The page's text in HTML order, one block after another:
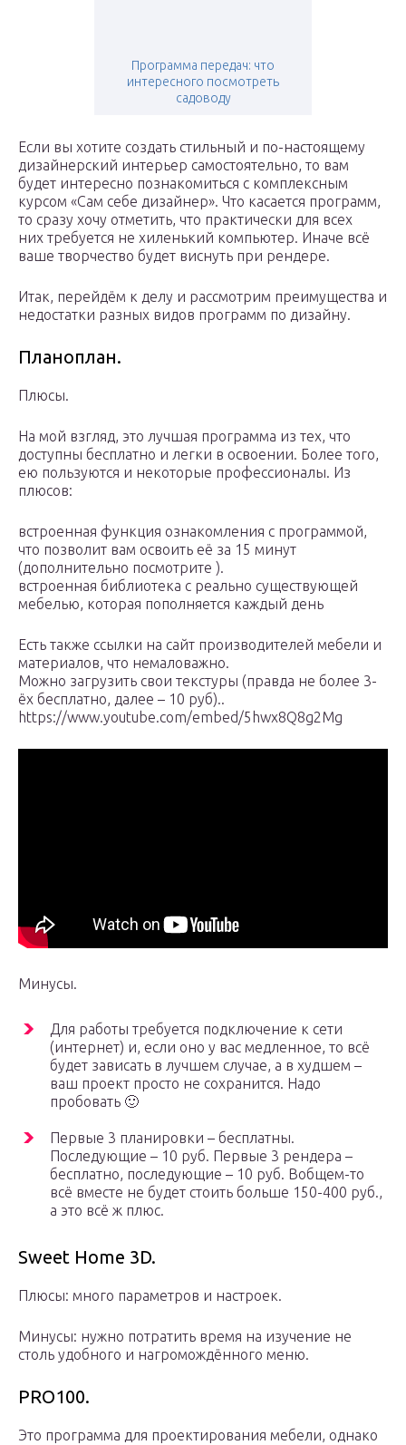
Программа передач: что
интересного посмотреть
садоводу
Если вы хотите создать стильный и по-настоящему
дизайнерский интерьер самостоятельно, то вам
будет интересно познакомиться с комплексным
курсом «Сам себе дизайнер». Что касается программ,
то сразу хочу отметить, что практически для всех
них требуется не хиленький компьютер. Иначе всё
ваше творчество будет виснуть при рендере.
Итак, перейдём к делу и рассмотрим преимущества и
недостатки разных видов программ по дизайну.
Планоплан.
Плюсы.
На мой взгляд, это лучшая программа из тех, что
доступны бесплатно и легки в освоении. Более того,
ею пользуются и некоторые профессионалы. Из
плюсов:
встроенная функция ознакомления с программой,
что позволит вам освоить её за 15 минут
(дополнительно посмотрите ).
встроенная библиотека с реально существующей
мебелью, которая пополняется каждый день
Есть также ссылки на сайт производителей мебели и
материалов, что немаловажно.
Можно загрузить свои текстуры (правда не более 3-
ёх бесплатно, далее – 10 руб)..
https://www.youtube.com/embed/5hwx8Q8g2Mg
Минусы.
Для работы требуется подключение к сети
(интернет) и, если оно у вас медленное, то всё
будет зависать в лучшем случае, а в худшем –
ваш проект просто не сохранится. Надо
пробовать 🙂
Первые 3 планировки – бесплатны.
Последующие – 10 руб. Первые 3 рендера –
бесплатно, последующие – 10 руб. Вобщем-то
всё вместе не будет стоить больше 150-400 руб.,
а это всё ж плюс.
Sweet Home 3D.
Плюсы: много параметров и настроек.
Минусы: нужно потратить время на изучение не
столь удобного и нагромождённого меню.
PRO100.
Это программа для проектирования мебели, однако